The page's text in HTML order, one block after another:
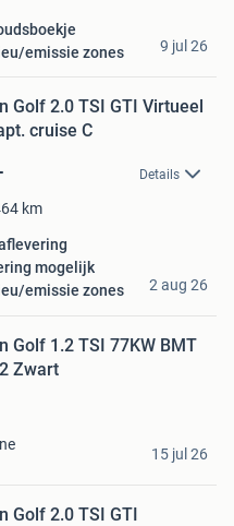
emissie zones
9 jul 26
Golf 2.0 TSI GTI Virtueel
cruise C
Details
km
mogelijk
emissie zones
2 aug 26
Golf 1.2 TSI 77KW BMT
Zwart
15 jul 26
Golf 2.0 TSI GTI